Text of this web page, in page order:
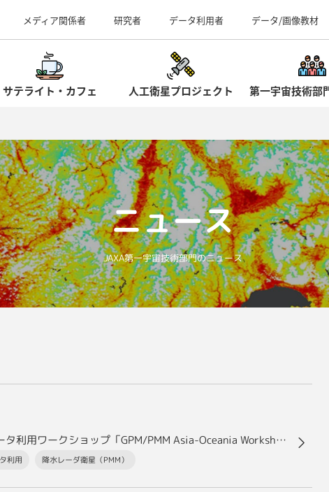
メディア関係者 研究者 データ利用者 データ/画像教材
サテライト・カフェ 人工衛星プロジェクト 第一宇宙技術部
ニュース
JAXA第一宇宙技術部門のニュース
【イベントレポート】フィリピンにて衛星降水データ利用ワークショップ「GPM/PMM Asia-Oceania Workshop 2026」を開催しました！
利用 降水レーダ衛星（PMM）